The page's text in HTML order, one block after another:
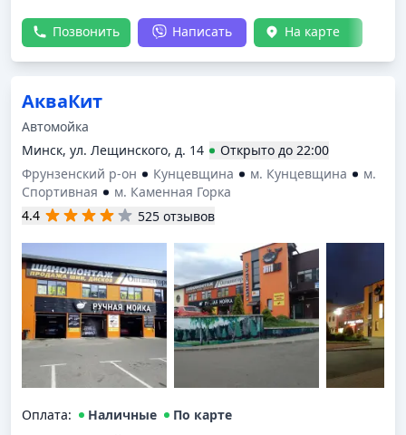
Позвонить Написать На карте
АкваКит
Автомойка
Минск, ул. Лещинского, д. 14
Открыто до 22:00
Фрунзенский р-он
Кунцевщина м. Кунцевщина
м.
Спортивная
м. Каменная Горка
4.4
525 отзывов
Оплата: Наличные
По карте